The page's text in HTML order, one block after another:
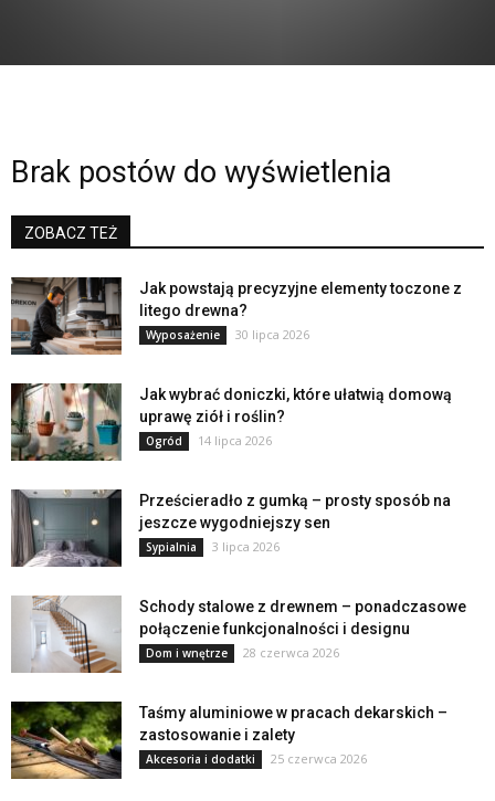
Brak postów do wyświetlenia
ZOBACZ TEŻ
Jak powstają precyzyjne elementy toczone z
litego drewna?
Wyposażenie 30 lipca 2026
Jak wybrać doniczki, które ułatwią domową
uprawę ziół i roślin?
Ogród 14 lipca 2026
Prześcieradło z gumką – prosty sposób na
jeszcze wygodniejszy sen
Sypialnia 3 lipca 2026
Schody stalowe z drewnem – ponadczasowe
połączenie funkcjonalności i designu
Dom i wnętrze 28 czerwca 2026
Taśmy aluminiowe w pracach dekarskich –
zastosowanie i zalety
Akcesoria i dodatki 25 czerwca 2026